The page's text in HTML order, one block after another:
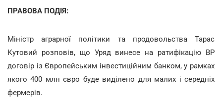
ПРАВОВА ПОДІЯ:
Міністр аграрної політики та продовольства Тарас
Кутовий розповів, що Уряд винесе на ратифікацію ВР
договір із Європейським інвестиційним банком, у рамках
якого 400 млн євро буде виділено для малих і середніх
фермерів.